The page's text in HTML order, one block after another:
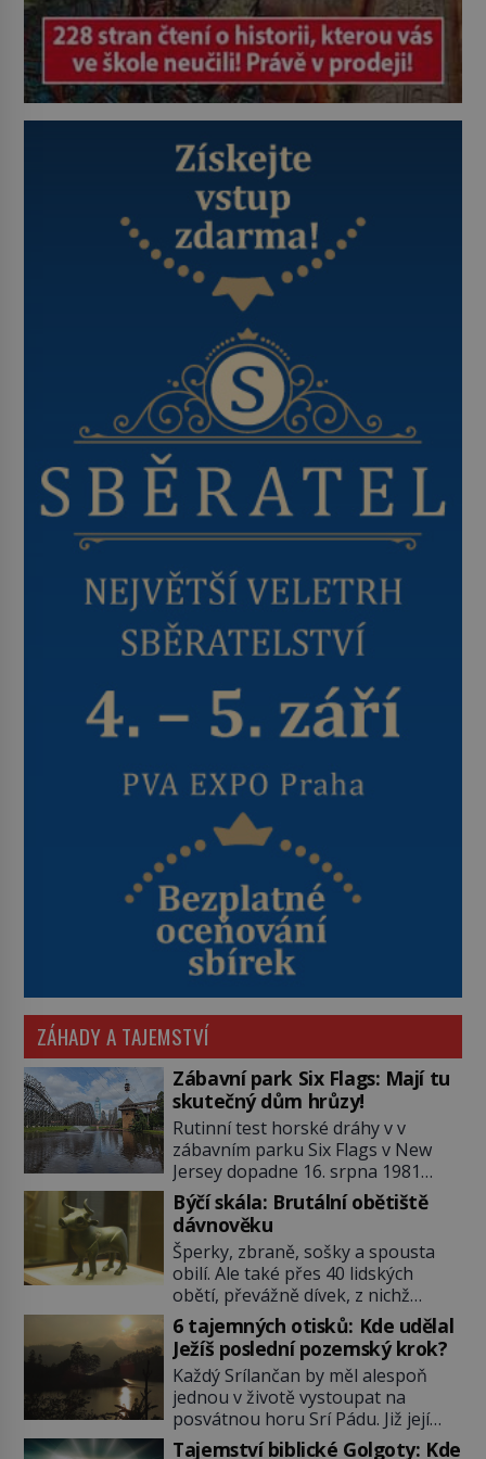
ZÁHADY A TAJEMSTVÍ
Zábavní park Six Flags: Mají tu
skutečný dům hrůzy!
Rutinní test horské dráhy v v
zábavním parku Six Flags v New
Jersey dopadne 16. srpna 1981
katastrofou. 20letý technik Scott
Tyler se zřítí na zem! Zranění jsou
neslučitelná se životem. „Nepoužil
bezpečnostní zábranu,“ osvětlí
smrtelnou nehodu tiskový mluvčí
parku a vyšetřovatelé mu dávají za
pravdu: „Atrakce je v pořádku.“ A
pak přijde srpen roku […]
Býčí skála: Brutální obětiště
dávnověku
Šperky, zbraně, sošky a spousta
obilí. Ale také přes 40 lidských
obětí, převážně dívek, z nichž
některým rozetnou hlavu a
useknou končetiny. To je slavný
halštatský pohřeb. V Evropě
nevídaný objev, který dodnes
neumíme vysvětlit… Jeho koníčkem
je „slepá jeskynní zvířena“, a díky
tomu, přestože je hlavně lékař,
6 tajemných otisků: Kde udělal
Ježíš poslední pozemský krok?
Každý Srílančan by měl alespoň
jednou v životě vystoupat na
posvátnou horu Srí Pádu. Již její
název nám v překladu prozradí
Tajemství biblické Golgoty: Kde